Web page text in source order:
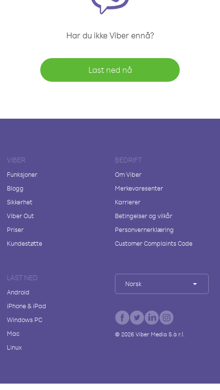
Har du ikke Viber ennå?
Last ned nå
VIBER
Funksjoner
Blogg
Sikkerhet
Viber Out
Priser
Kundestøtte
BEDRIFT
Om Viber
Merkevaresenter
Karrierer
Betingelser og vilkår
Personvernerklæring
Customer Complaints Code
LAST NED
Android
iPhone & iPad
Windows PC
Mac
Linux
Norsk
© 2026Viber Media S.à r.l.